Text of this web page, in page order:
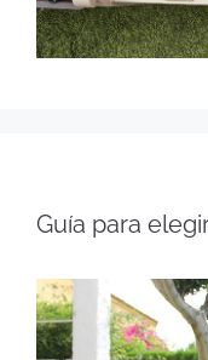
Guía para